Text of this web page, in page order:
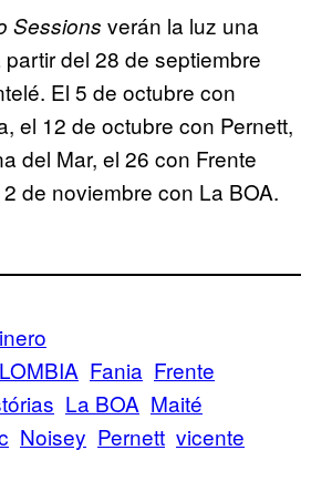
Sessions verán la luz una
del 28 de septiembre
El 5 de octubre con
el 12 de octubre con Pernett,
del Mar, el 26 con Frente
de noviembre con La BOA.
Fania Frente
La BOA Maité
Noisey Pernett vicente